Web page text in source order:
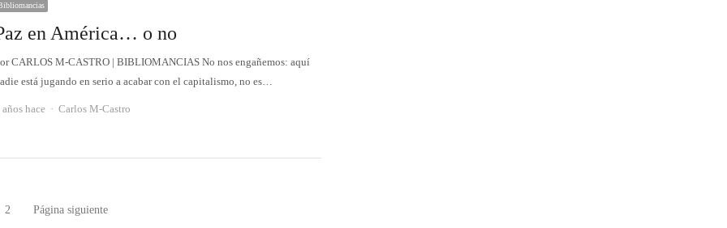
en América… o no
CARLOS M-CASTRO | BIBLIOMANCIAS No nos engañemos: aquí
está jugando en serio a acabar con el capitalismo, no es…
años hace Autor
Carlos M-Castro
Página
2 Página siguiente